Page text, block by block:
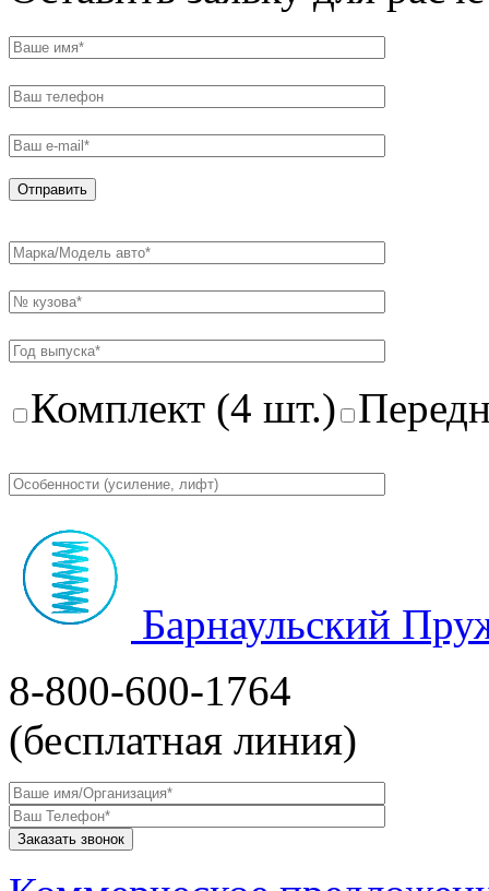
Комплект (4 шт.)
Барнаульский
8-800-600-1764
(бесплатная линия)